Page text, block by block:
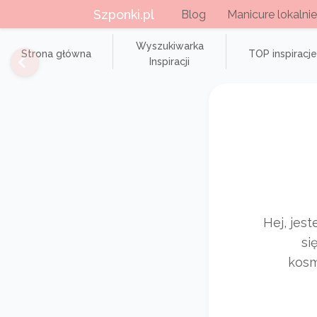
Szponki.pl Blog Manicure lokalnie
Strona główna
Wyszukiwarka
Inspiracji
TOP inspiracje
Hej,